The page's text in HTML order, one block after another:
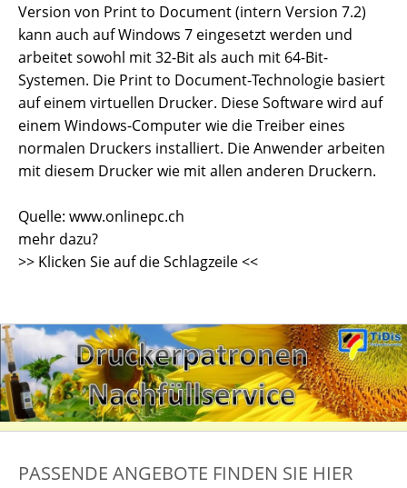
Version von Print to Document (intern Version 7.2)
kann auch auf Windows 7 eingesetzt werden und
arbeitet sowohl mit 32-Bit als auch mit 64-Bit-
Systemen. Die Print to Document-Technologie basiert
auf einem virtuellen Drucker. Diese Software wird auf
einem Windows-Computer wie die Treiber eines
normalen Druckers installiert. Die Anwender arbeiten
mit diesem Drucker wie mit allen anderen Druckern.
Quelle: www.onlinepc.ch
mehr dazu?
>> Klicken Sie auf die Schlagzeile <<
PASSENDE ANGEBOTE FINDEN SIE HIER